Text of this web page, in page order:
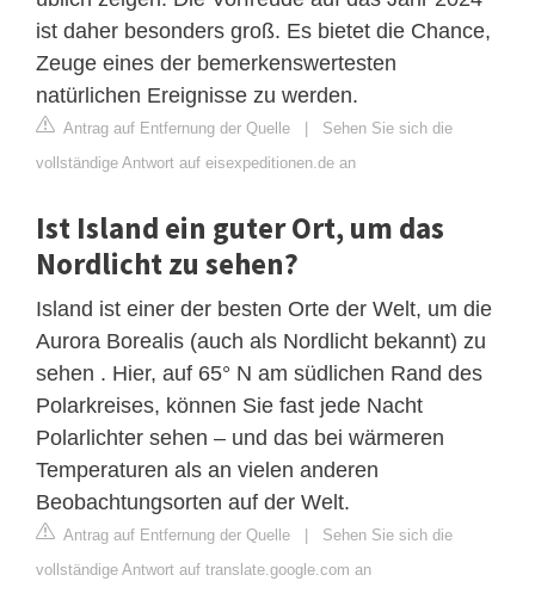
ist daher besonders groß. Es bietet die Chance,
Zeuge eines der bemerkenswertesten
natürlichen Ereignisse zu werden.
Antrag auf Entfernung der Quelle | Sehen Sie sich die
vollständige Antwort auf eisexpeditionen.de an
Ist Island ein guter Ort, um das
Nordlicht zu sehen?
Island ist einer der besten Orte der Welt, um die
Aurora Borealis (auch als Nordlicht bekannt) zu
sehen . Hier, auf 65° N am südlichen Rand des
Polarkreises, können Sie fast jede Nacht
Polarlichter sehen – und das bei wärmeren
Temperaturen als an vielen anderen
Beobachtungsorten auf der Welt.
Antrag auf Entfernung der Quelle | Sehen Sie sich die
vollständige Antwort auf translate.google.com an